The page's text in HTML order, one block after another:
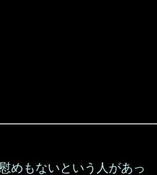
めもないという人があっ